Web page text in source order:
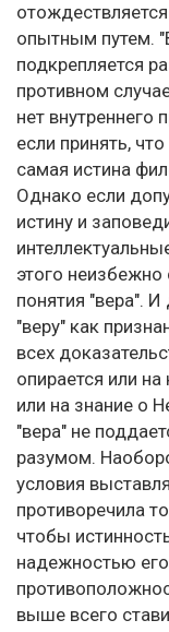
опытным путем.
подкрепляется
противном
нет внутреннего
если принять,
самая истина
Однако если
истину и
этого
понятия "вера".
"веру" как
всех
опирается или
или на знание о
"вера" не
разумом.
условия
противоречила
чтобы
надежностью
выше всего